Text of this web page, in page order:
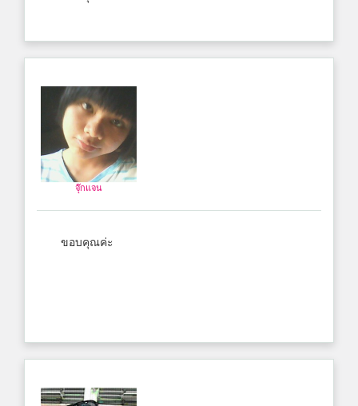
จุ๊กแจน
ขอบคุณค่ะ